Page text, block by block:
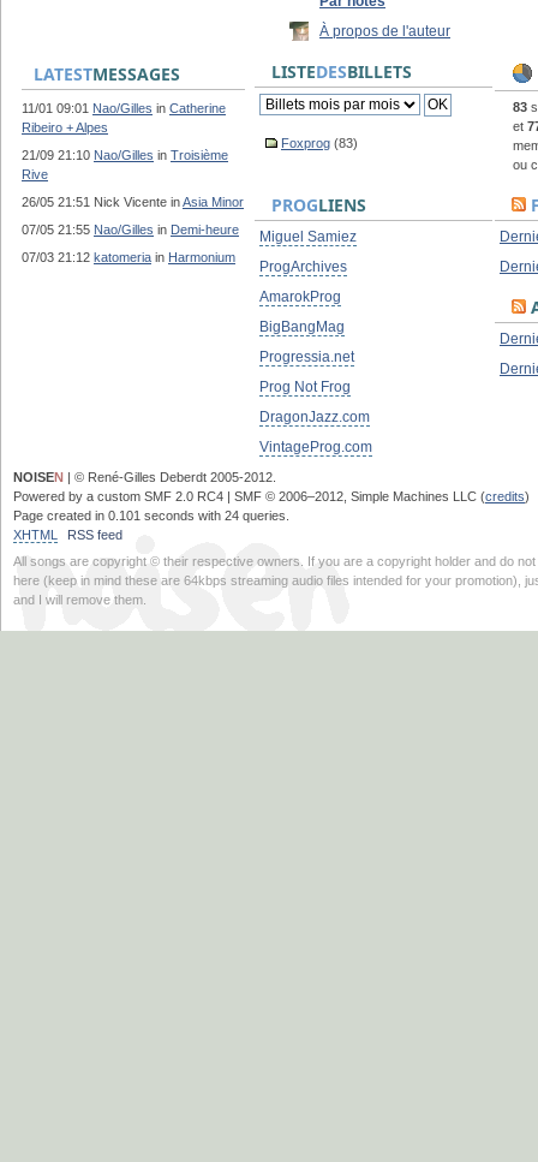
À propos de l'auteur
LATESTMESSAGES
11/01 09:01 Nao/Gilles in Catherine
Ribeiro + Alpes
21/09 21:10 Nao/Gilles in Troisième
Rive
26/05 21:51 Nick Vicente inAsia Minor
07/05 21:55 Nao/Gilles in Demi-heure
07/03 21:12 katomeria in Harmonium
LISTEDESBILLETS
Foxprog (83)
83
et
ou
PROGLIENS
Miguel Samiez
ProgArchives
AmarokProg
BigBangMag
Progressia.net
Prog Not Frog
DragonJazz.com
VintageProg.com
NOISEN | © René-Gilles Deberdt 2005-2012.
Powered by a custom SMF 2.0 RC4 | SMF © 2006–2012, Simple Machines LLC (credits)
Page created in 0.101 seconds with 24 queries.
XHTML
RSS feed
All songs are copyright © their respective owners. If you are a copyright holder and do
here (keep in mind these are 64kbps streaming audio files intended for your promotion),
and I will remove them.